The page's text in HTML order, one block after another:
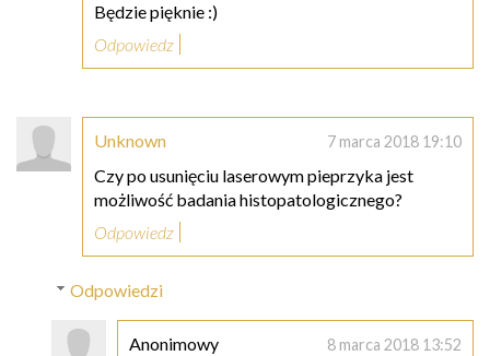
Będzie pięknie :)
Odpowiedz
Unknown 7 marca 2018 19:10
Czy po usunięciu laserowym pieprzyka jest
możliwość badania histopatologicznego?
Odpowiedz
Odpowiedzi
Anonimowy 8 marca 2018 13:52